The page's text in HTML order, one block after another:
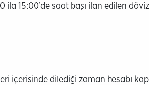
15:00’de saat başı ilan edilen
içerisinde dilediği zaman hesabı